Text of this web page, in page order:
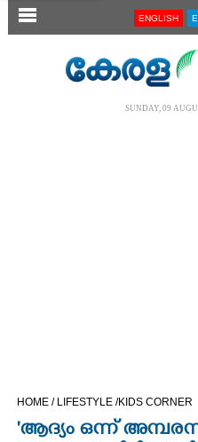
SECTIONS ENGLISH
SUNDAY, 09
HOME / LIFESTYLE /KIDS CORNER
'ആദ്യം ഒന്ന്